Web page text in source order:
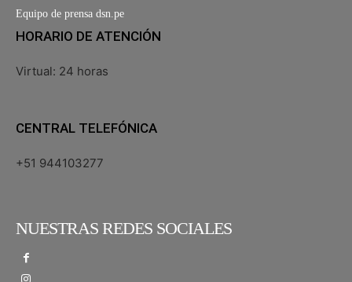
Equipo de prensa dsn.pe
HORARIO DE ATENCIÓN
Virtual: 24 horas
CENTRAL TELEFÓNICA
+51 944103277
NUESTRAS REDES SOCIALES